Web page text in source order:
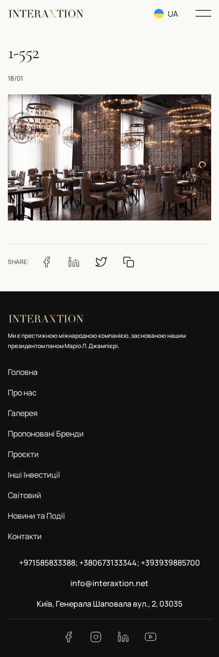
UA
1-552
18/01
SHARE:
Ми є престижною міжнародною компанією, заснованою нашим
президентом паном Маріо Л. Джампієрі.
Головна
Про нас
Галерея
Пропоновані Бренди
Проєкти
Інші Інвестиції
Світовий
Новини та Події
Контакти
+971585833388; +380673133344; +393939885700
info@interaxtion.net
Київ, Генерала Шаповала вул., 2, 03035